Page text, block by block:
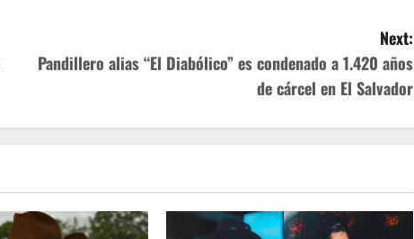
Next:
Pandillero alias “El Diabólico” es condenado a 1.420 años
de cárcel en El Salvador